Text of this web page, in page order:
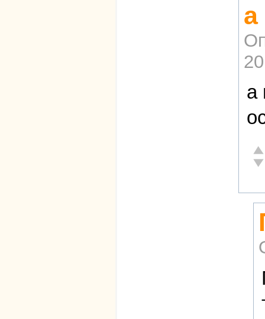
а
а